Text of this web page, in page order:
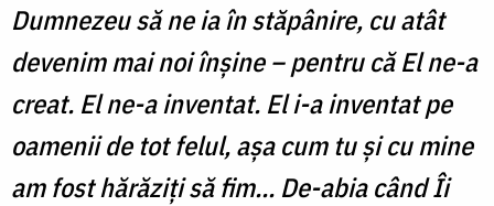
Dumnezeu să ne ia în stăpânire, cu atât
devenim mai noi înșine – pentru că El ne-a
creat. El ne-a inventat. El i-a inventat pe
oamenii de tot felul, așa cum tu și cu mine
am fost hărăziți să fim... De-abia când Îi